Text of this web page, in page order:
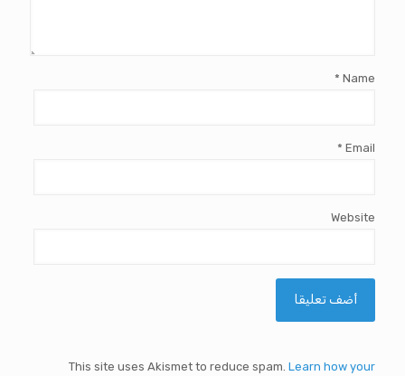
Name
*
Email
*
Website
This site uses Akismet to reduce spam. Learn how your